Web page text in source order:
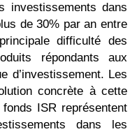
investissements dans
de 30% par an entre
difficulté des
répondants aux
d’investissement. Les
concrète à cette
ISR représentent
dans les